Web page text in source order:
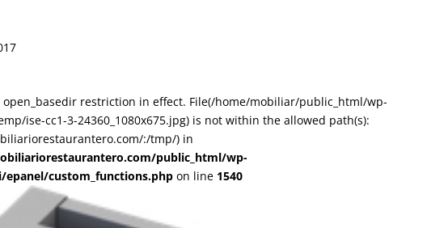
open_basedir restriction in effect. File(/home/mobiliar/public_html/wp-
ise-cc1-3-24360_1080x675.jpg) is not within the allowed path(s):
:/tmp/) in
public_html/wp-
custom_functions.php on line 1540